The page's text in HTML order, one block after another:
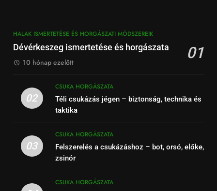
HALAK ISMERTETÉSE ÉS HORGÁSZATI MÓDSZEREIK
Dévérkeszeg ismertetése és horgászata 01
10 hónap ezelőtt
02
CSUKA HORGÁSZATA
Téli csukázás jégen – biztonság, technika és
taktika
03
CSUKA HORGÁSZATA
Felszerelés a csukázáshoz – bot, orsó, előke,
zsinór
CSUKA HORGÁSZATA